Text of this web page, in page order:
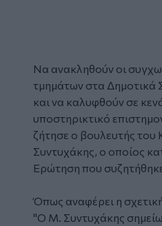
Να ανακληθούν οι
τμημάτων στα Δημοτικά
και να καλυφθούν σε
υποστηρικτικό
ζήτησε ο βουλευτής
Συντυχάκης, ο οποίος
Ερώτηση που
Όπως αναφέρει η
"Ο Μ. Συντυχάκης